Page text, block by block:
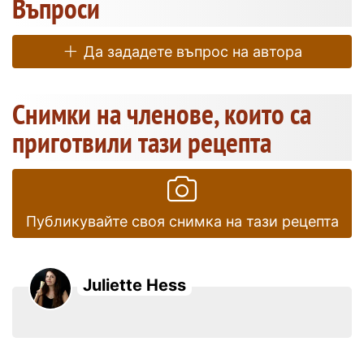
Въпроси
Да зададете въпрос на автора
Снимки на членове, които са
приготвили тази рецепта
Публикувайте своя снимка на тази рецепта
Juliette Hess